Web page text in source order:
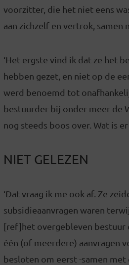
voorzitter, die het niet eens
aan zichzelf en vertrok, samen
‘Het ergste vind ik dat ze het
hebben gezet, en niet op de
werd benoemd tot
bestuurder bij onder meer de
nog steeds boos over. Wat is
NIET GELEZEN
‘Dat vraag ik me ook af. Ze
subsidieaanvragen waren
[ref]het overgebleven bestuur
één (of meerdere) aanvragen
besloten om eerst -samen